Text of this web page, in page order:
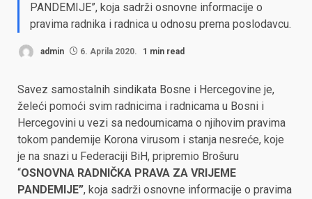
PANDEMIJE”, koja sadrži osnovne informacije o
pravima radnika i radnica u odnosu prema poslodavcu.
admin 6. Aprila 2020. 1 min read
Savez samostalnih sindikata Bosne i Hercegovine je,
želeći pomoći svim radnicima i radnicama u Bosni i
Hercegovini u vezi sa nedoumicama o njihovim pravima
tokom pandemije Korona virusom i stanja nesreće, koje
je na snazi u Federaciji BiH, pripremio Brošuru
“OSNOVNA RADNIČKA PRAVA ZA VRIJEME
PANDEMIJE”, koja sadrži osnovne informacije o pravima